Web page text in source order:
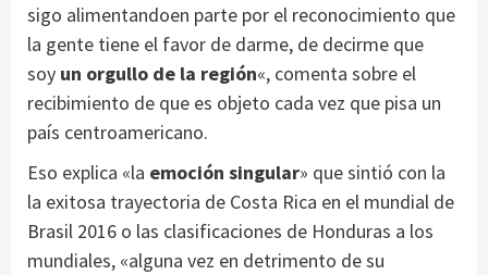
sigo alimentandoen parte por el reconocimiento que
la gente tiene el favor de darme, de decirme que
soy un orgullo de la región«, comenta sobre el
recibimiento de que es objeto cada vez que pisa un
país centroamericano.
Eso explica «la emoción singular» que sintió con la
la exitosa trayectoria de Costa Rica en el mundial de
Brasil 2016 o las clasificaciones de Honduras a los
mundiales, «alguna vez en detrimento de su